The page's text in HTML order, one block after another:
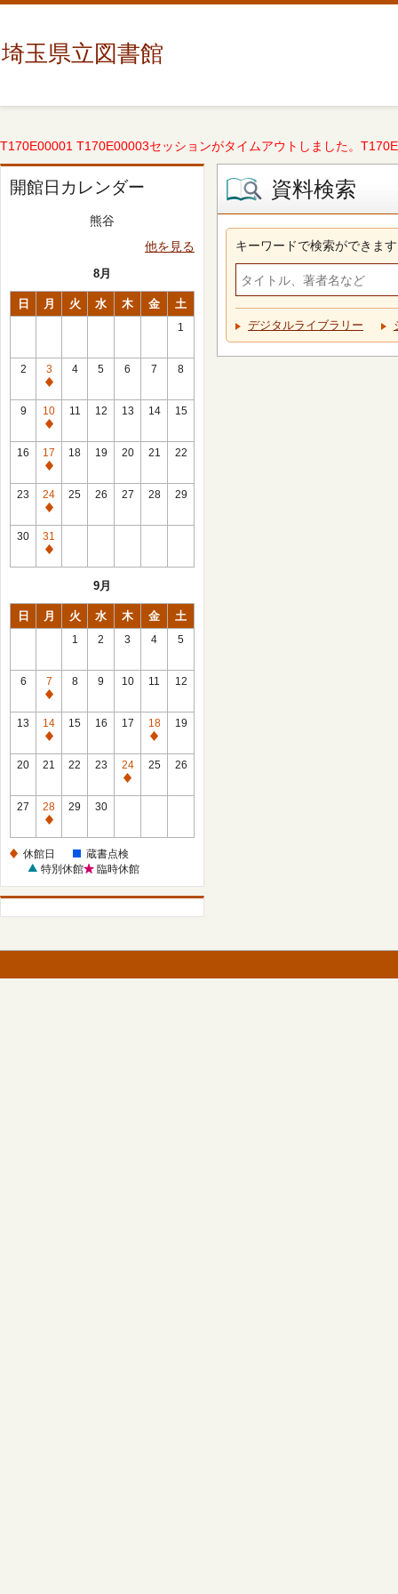
埼玉県立図書館
T170E00001 T170E00003セッションがタイムアウトしました。
開館日カレンダー
熊谷
他を見る
8月
日 月 火 水 木 金 土
1
2
3
休
館
日
4 5 6 7 8
9
10
休
館
日
11 12 13 14 15
16
17
休
館
日
18 19 20 21 22
23
24
休
館
日
25 26 27 28 29
30
31
休
9月
日 月 火 水 木 金 土
1 2 3 4 5
6
7
休
館
日
8 9 10 11 12
13
14
休
館
15 16 17
18
休
館
19
20 21 22 23
24
休
25 26
27
28
休
日
29 30
休館日
蔵書点検
特別休館
臨時休館
資料検索
キーワードで検索ができます
デジタルライブラリー